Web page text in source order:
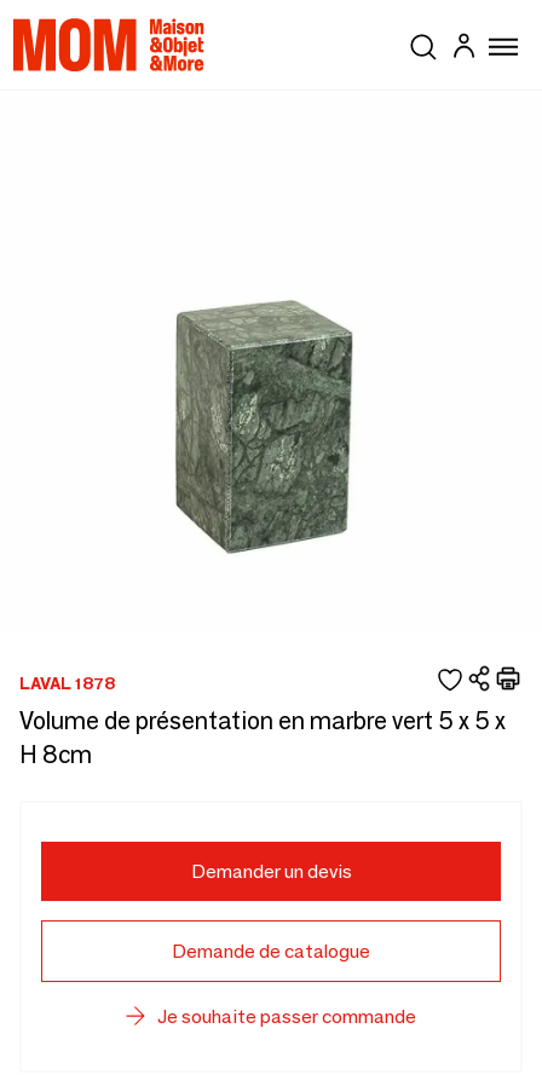
LAVAL 1878
Volume de présentation en marbre vert 5 x 5 x
H 8cm
Demander un devis
Demande de catalogue
Je souhaite passer commande